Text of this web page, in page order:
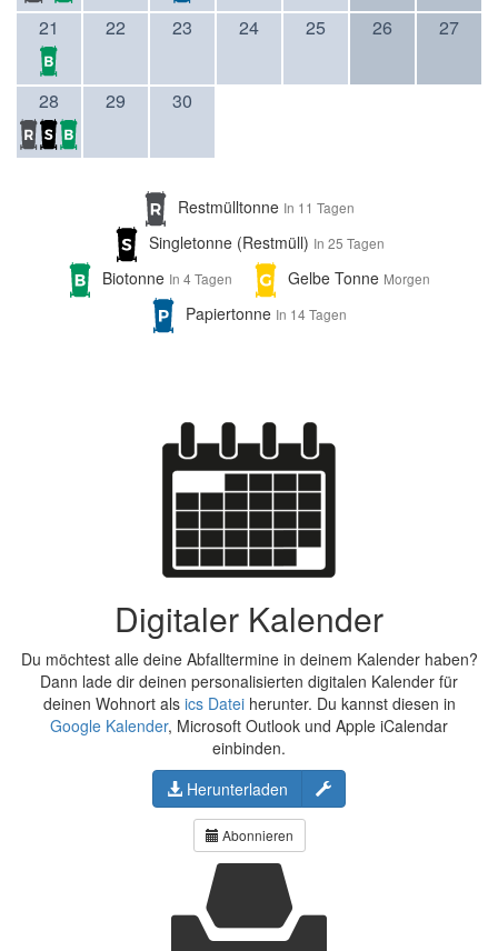
21 22 23 24 25 26 27
28 29 30
Restmülltonne In 11 Tagen
Singletonne (Restmüll) In 25 Tagen
Biotonne In 4 Tagen Gelbe Tonne Morgen
Papiertonne In 14 Tagen
Digitaler Kalender
Du möchtest alle deine Abfalltermine in deinem Kalender haben?
Dann lade dir deinen personalisierten digitalen Kalender für
deinen Wohnort als ics Dateiherunter. Du kannst diesen in
Google Kalender, Microsoft Outlook und Apple iCalendar
einbinden.
Herunterladen
Konfigurieren
Abonnieren